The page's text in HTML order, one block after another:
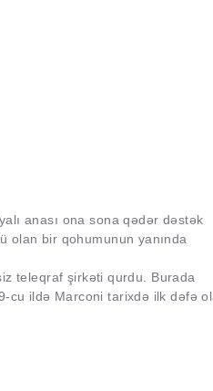
anası ona sona qədər dəstək
olan bir qohumunun yanında
teleqraf şirkəti qurdu. Burada
cu ildə Marconi tarixdə ilk dəfə